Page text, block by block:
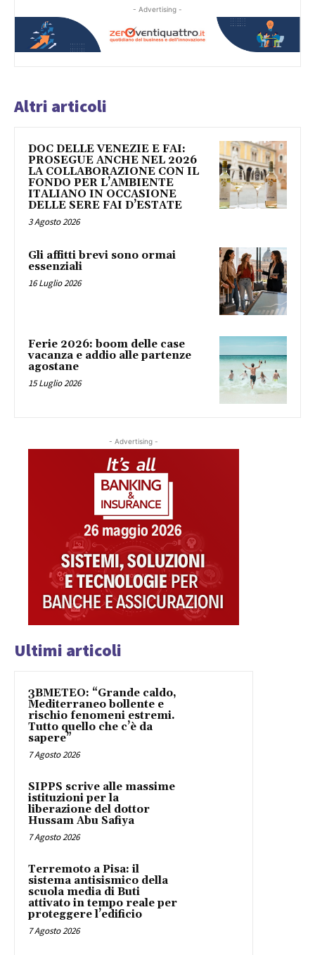
- Advertising -
Altri articoli
DOC DELLE VENEZIE E FAI:
PROSEGUE ANCHE NEL 2026
LA COLLABORAZIONE CON IL
FONDO PER L’AMBIENTE
ITALIANO IN OCCASIONE
DELLE SERE FAI D’ESTATE
3 Agosto 2026
Gli affitti brevi sono ormai
essenziali
16 Luglio 2026
Ferie 2026: boom delle case
vacanza e addio alle partenze
agostane
15 Luglio 2026
- Advertising -
Ultimi articoli
3BMETEO: “Grande caldo,
Mediterraneo bollente e
rischio fenomeni estremi.
Tutto quello che c’è da
sapere”
7 Agosto 2026
SIPPS scrive alle massime
istituzioni per la
liberazione del dottor
Hussam Abu Safiya
7 Agosto 2026
Terremoto a Pisa: il
sistema antisismico della
scuola media di Buti
attivato in tempo reale per
proteggere l’edificio
7 Agosto 2026